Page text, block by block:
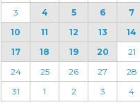
3
4 5 6 7
10
11 12 13 14
17
18 19 20 21
24
25 26 27 28
31
1 2 3 4